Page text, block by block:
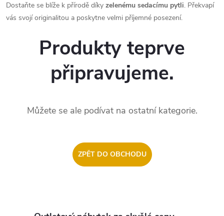
Dostaňte se blíže k přírodě díky zelenému sedacímu pytli. Překvapí
vás svojí originalitou a poskytne velmi příjemné posezení.
Produkty teprve
připravujeme.
Můžete se ale podívat na ostatní kategorie.
ZPĚT DO OBCHODU